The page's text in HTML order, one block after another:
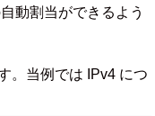
動割当ができるよう
。当例では IPv4 につ